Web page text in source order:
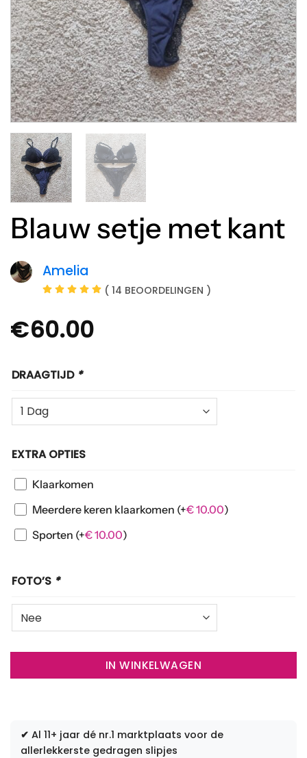
Blauw setje met kant
Amelia
( 14 BEOORDELINGEN )
€60.00
DRAAGTIJD *
EXTRA OPTIES
Klaarkomen
Meerdere keren klaarkomen (+€10.00)
Sporten (+€10.00)
FOTO’S *
IN WINKELWAGEN
✔ Al 11+ jaar dé nr.1 marktplaats voor de
allerlekkerste gedragen slipjes